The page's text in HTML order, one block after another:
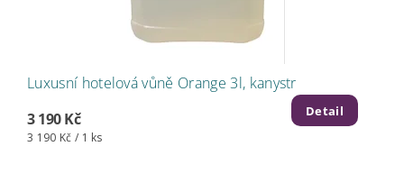
Luxusní hotelová vůně Orange 3l, kanystr
3 190 Kč
3 190 Kč / 1 ks
Detail